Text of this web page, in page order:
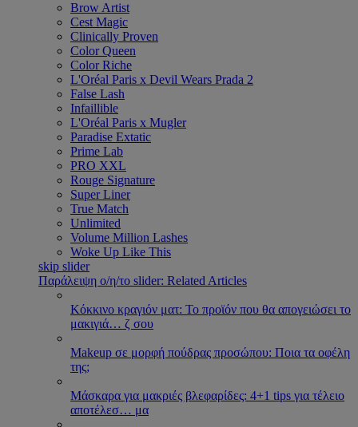
Brow Artist
Cest Magic
Clinically Proven
Color Queen
Color Riche
L'Oréal Paris x Devil Wears Prada 2
False Lash
Infaillible
L'Oréal Paris x Mugler
Paradise Extatic
Prime Lab
PRO XXL
Rouge Signature
Super Liner
True Match
Unlimited
Volume Million Lashes
Woke Up Like This
skip slider
Παράλειψη ο/η/το slider: Related Articles
Κόκκινο κραγιόν ματ: Το προϊόν που θα απογειώσει το
μακιγιά… ζ σου
Makeup σε μορφή πούδρας προσώπου: Ποια τα οφέλη
της;
Μάσκαρα για μακριές βλεφαρίδες: 4+1 tips για τέλειο
αποτέλεσ… μα